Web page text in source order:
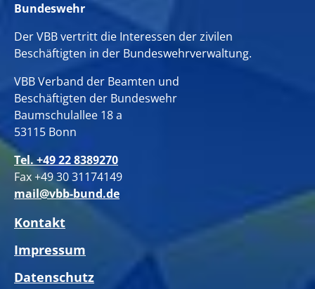
Bundeswehr
Der VBB vertritt die Interessen der zivilen
Beschäftigten in der Bundeswehrverwaltung.
VBB Verband der Beamten und
Beschäftigten der Bundeswehr
Baumschulallee 18 a
53115 Bonn
Tel. +49 22 8389270
Fax +49 30 31174149
mail@vbb-bund.de
Kontakt
Impressum
Datenschutz